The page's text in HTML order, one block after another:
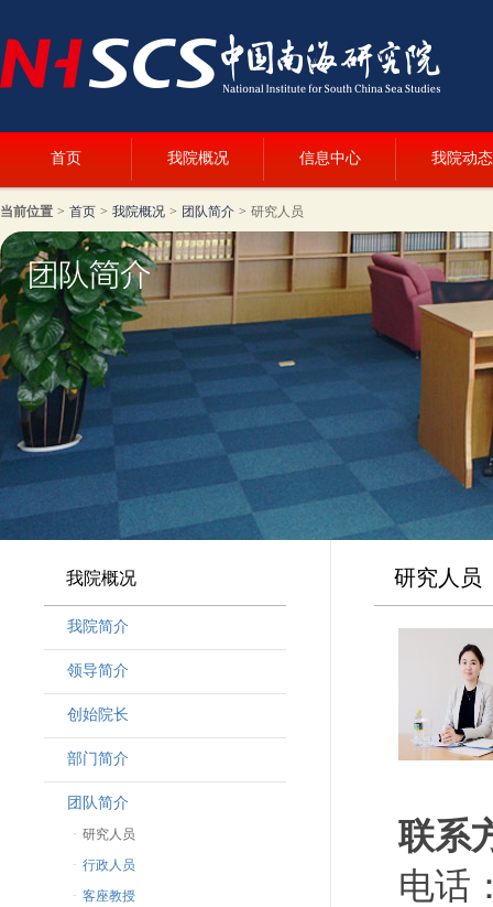
首页 我院概况 信息中心 我院动态
当前位置 > 首页 > 我院概况 > 团队简介 > 研究人员
我院概况
我院简介
领导简介
· 韩晶磊副院长
· 周勇副院长
林勇新副院长
创始院长
部门简介
团队简介
· 研究人员
· 行政人员
· 客座教授
研究人员
联系
电话